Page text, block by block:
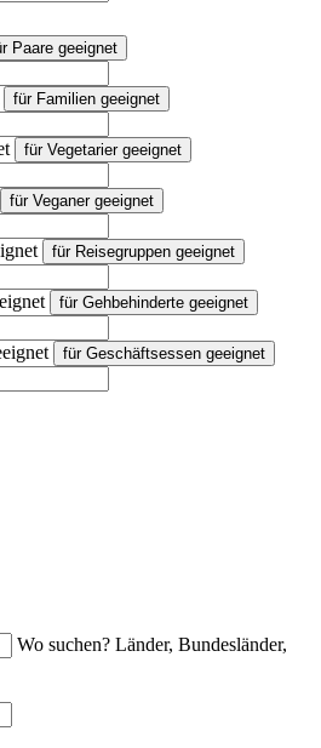
Paare geeignet
für Familien geeignet
für Vegetarier geeignet
für Veganer geeignet
für Reisegruppen geeignet
für Gehbehinderte geeignet
für Geschäftsessen geeignet
Wo suchen? Länder, Bundesländer,